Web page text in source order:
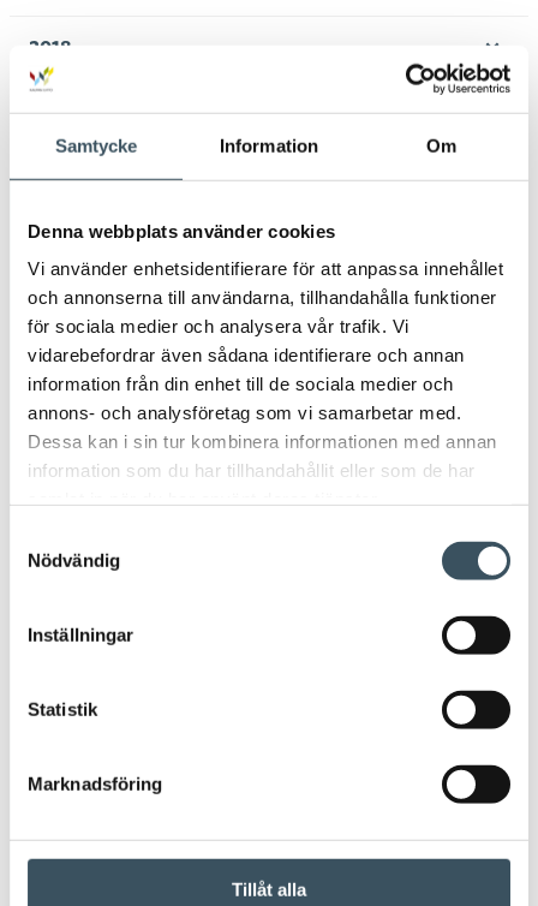
Samtycke Information Om
Denna webbplats använder cookies
Vi använder enhetsidentifierare för att anpassa innehållet
och annonserna till användarna, tillhandahålla funktioner
för sociala medier och analysera vår trafik. Vi
vidarebefordrar även sådana identifierare och annan
information från din enhet till de sociala medier och
annons- och analysföretag som vi samarbetar med.
Dessa kan i sin tur kombinera informationen med annan
information som du har tillhandahållit eller som de har
Nödvändig
Inställningar
Statistik
Marknadsföring
Tillåt alla
2018
2017
Avainsanat
ansvar apoteksmarknaden Arbetsavtal
arbetsavtalsblankett Arbetsintyg
beskattningen circulär ekonomi coronavirus
digitala inköp digitala köp
digitala matinköp digitalisering direkt stöd
e-handel
företagsansvar
handelns utsikter
julhandeln kollektivavtal konsumentenkät